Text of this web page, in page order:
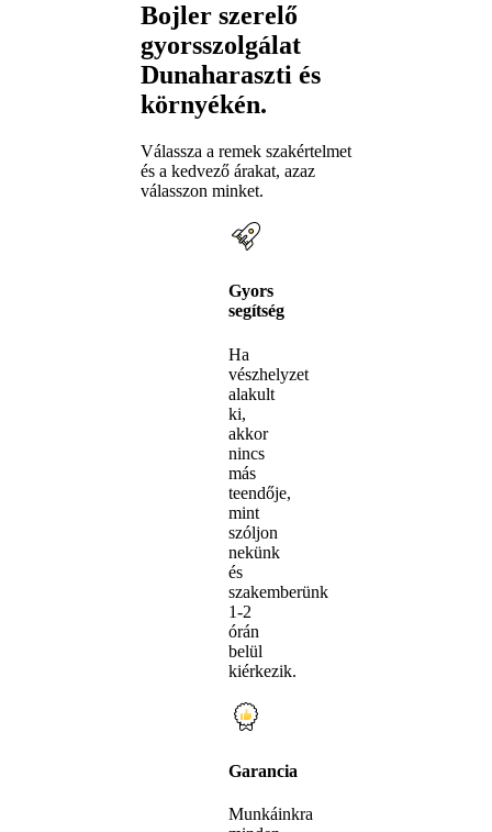
Bojler szerelő
gyorsszolgálat
Dunaharaszti és
környékén.
Válassza a remek szakértelmet
és a kedvező árakat, azaz
válasszon minket.
Gyors
segítség
Ha
vészhelyzet
alakult
ki,
akkor
nincs
más
teendője,
mint
szóljon
nekünk
és
szakemberünk
1-2
órán
belül
kiérkezik.
Garancia
Munkáinkra